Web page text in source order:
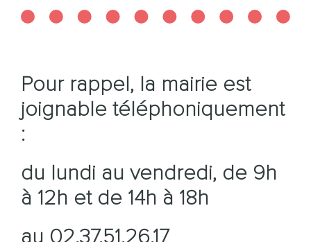
Pour rappel, la mairie est
joignable téléphoniquement
:
du lundi au vendredi, de 9h
à 12h et de 14h à 18h
au 02.37.51.26.17